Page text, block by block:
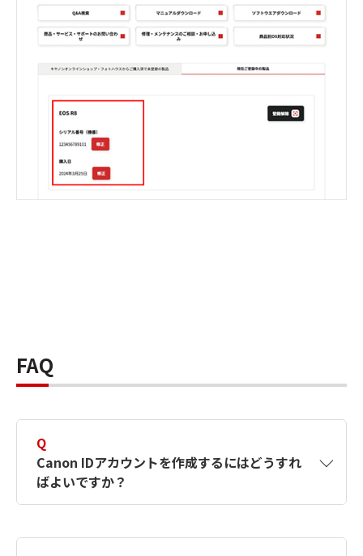
FAQ
Q
Canon IDアカウントを作成するにはどうすれ
ばよいですか？